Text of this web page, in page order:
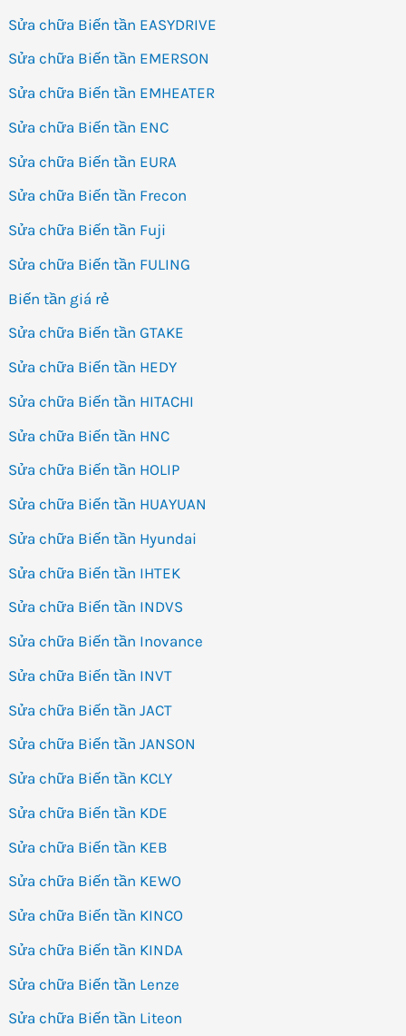
Sửa chữa Biến tần EASYDRIVE
Sửa chữa Biến tần EMERSON
Sửa chữa Biến tần EMHEATER
Sửa chữa Biến tần ENC
Sửa chữa Biến tần EURA
Sửa chữa Biến tần Frecon
Sửa chữa Biến tần Fuji
Sửa chữa Biến tần FULING
Biến tần giá rẻ
Sửa chữa Biến tần GTAKE
Sửa chữa Biến tần HEDY
Sửa chữa Biến tần HITACHI
Sửa chữa Biến tần HNC
Sửa chữa Biến tần HOLIP
Sửa chữa Biến tần HUAYUAN
Sửa chữa Biến tần Hyundai
Sửa chữa Biến tần IHTEK
Sửa chữa Biến tần INDVS
Sửa chữa Biến tần Inovance
Sửa chữa Biến tần INVT
Sửa chữa Biến tần JACT
Sửa chữa Biến tần JANSON
Sửa chữa Biến tần KCLY
Sửa chữa Biến tần KDE
Sửa chữa Biến tần KEB
Sửa chữa Biến tần KEWO
Sửa chữa Biến tần KINCO
Sửa chữa Biến tần KINDA
Sửa chữa Biến tần Lenze
Sửa chữa Biến tần Liteon